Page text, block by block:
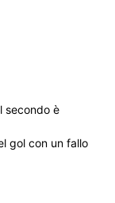
secondo è
gol con un fallo